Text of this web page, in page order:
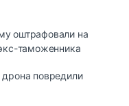
оштрафовали на
таможенника
повредили